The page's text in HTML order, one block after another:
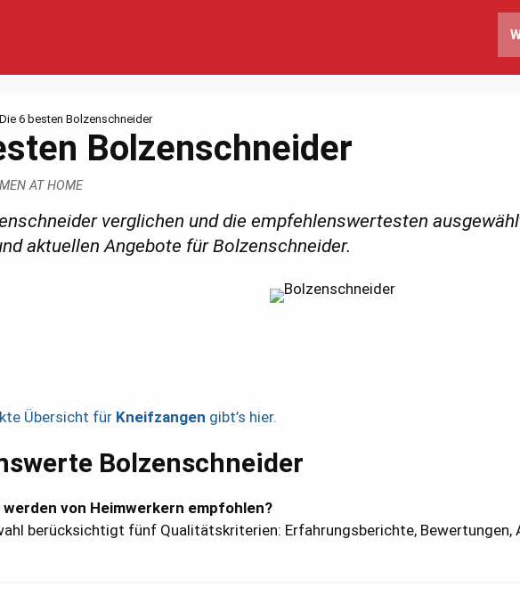
Die 6 besten Bolzenschneider
Bolzenschneider
MEN AT HOME
verglichen und die empfehlenswertesten
aktuellen Angebote für Bolzenschneider.
Übersicht für Kneifzangen gibt’s hier.
Bolzenschneider
von Heimwerkern empfohlen?
berücksichtigt fünf Qualitätskriterien: Erfahrungsberichte, Bewertungen,